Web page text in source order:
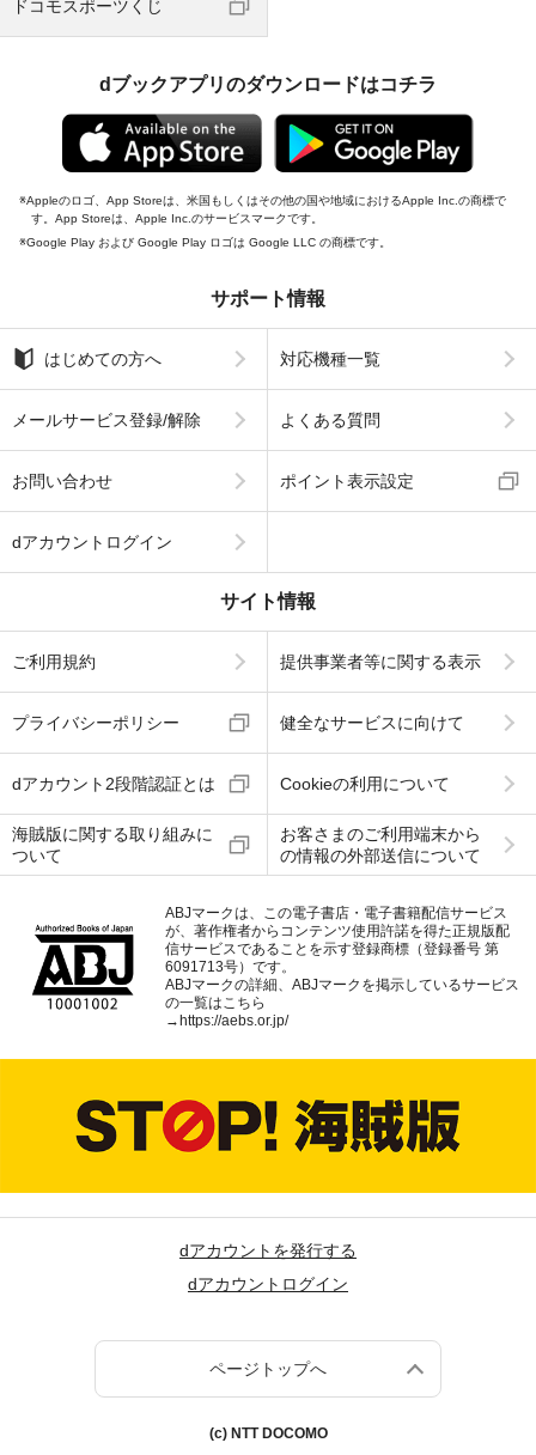
ドコモスポーツくじ
dブックアプリのダウンロードはコチラ
Appleのロゴ、App Storeは、米国もしくはその他の国や地域におけるApple Inc.の商標で
す。App Storeは、Apple Inc.のサービスマークです。
Google Play および Google Play ロゴは Google LLC の商標です。
サポート情報
はじめての方へ 対応機種一覧
メールサービス登録/解除 よくある質問
お問い合わせ ポイント表示設定
dアカウントログイン
サイト情報
ご利用規約 提供事業者等に関する表示
プライバシーポリシー 健全なサービスに向けて
dアカウント2段階認証とは Cookieの利用について
海賊版に関する取り組みに
ついて
お客さまのご利用端末から
の情報の外部送信について
ABJマークは、この電子書店・電子書籍配信サービス
が、著作権者からコンテンツ使用許諾を得た正規版配
信サービスであることを示す登録商標（登録番号 第
6091713号）です。
ABJマークの詳細、ABJマークを掲示しているサービス
の一覧はこちら
→ https://aebs.or.jp/
dアカウントを発行する
dアカウントログイン
ページトップへ
(c) NTT DOCOMO